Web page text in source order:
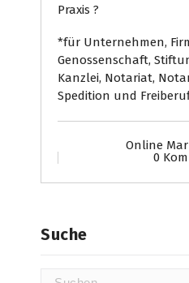
Praxis ?
*für Unternehmen,
Genossenschaft,
Kanzlei, Notariat,
Spedition und
Online
0
Suche
Suchen